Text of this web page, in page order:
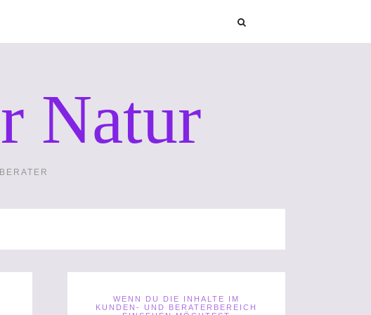
Natur
WENN DU DIE INHALTE IM
KUNDEN- UND BERATERBEREICH